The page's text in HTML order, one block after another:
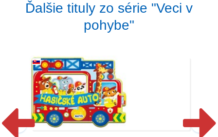
Ďalšie tituly zo série "Veci v
pohybe"